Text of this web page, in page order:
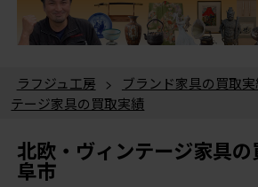
ラフジュ工房 > ブランド家具の買取
テージ家具の買取実績
北欧・ヴィンテージ家具
阜市